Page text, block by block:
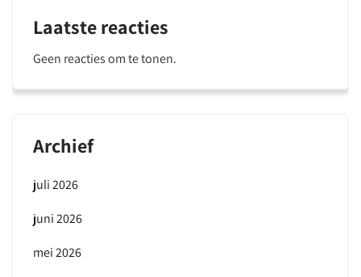
Laatste reacties
Geen reacties om te tonen.
Archief
juli 2026
juni 2026
mei 2026